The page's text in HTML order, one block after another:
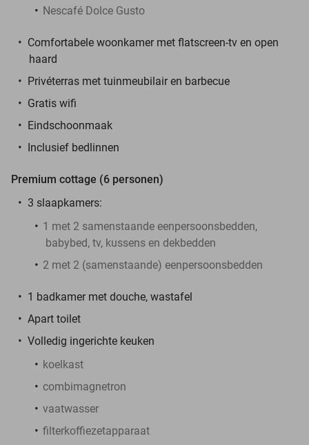
Nescafé Dolce Gusto
Comfortabele woonkamer met flatscreen-tv en open
haard
Privéterras met tuinmeubilair en barbecue
Gratis wifi
Eindschoonmaak
Inclusief bedlinnen
Premium cottage (6 personen)
3 slaapkamers:
1 met 2 samenstaande eenpersoonsbedden,
babybed, tv, kussens en dekbedden
2 met 2 (samenstaande) eenpersoonsbedden
1 badkamer met douche, wastafel
Apart toilet
Volledig ingerichte keuken
koelkast
combimagnetron
vaatwasser
filterkoffiezetapparaat